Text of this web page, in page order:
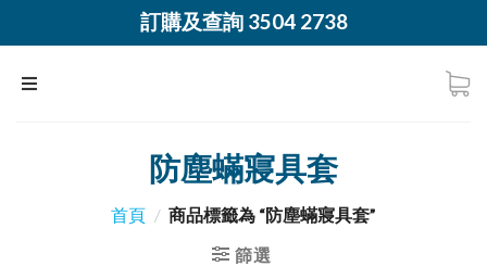
訂購及查詢 3504 2738
防塵蟎寢具套
首頁 / 商品標籤為 “防塵蟎寢具套”
篩選